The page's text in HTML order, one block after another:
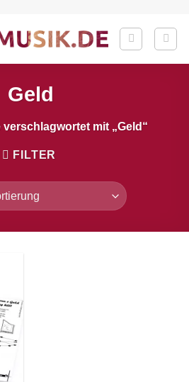
Geld
verschlagwortet mit „Geld“
FILTER